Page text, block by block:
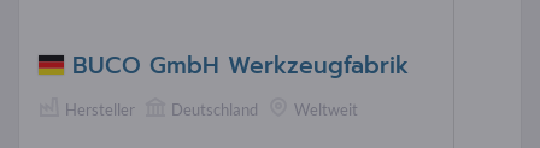
BUCO GmbH Werkzeugfabrik
Hersteller Deutschland Weltweit